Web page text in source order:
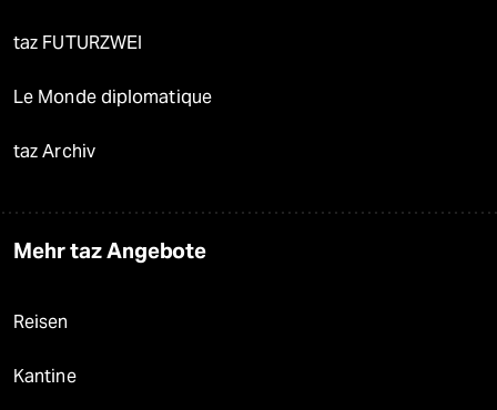
taz FUTURZWEI
Le Monde diplomatique
taz Archiv
Mehr taz Angebote
Reisen
Kantine